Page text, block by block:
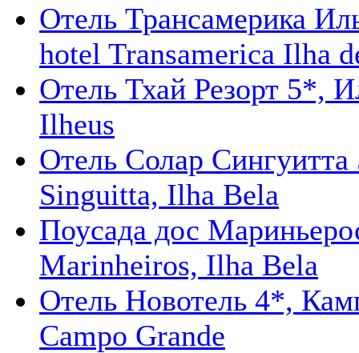
Отель Трансамерика
hotel Transamerica Ilha
Отель Тхай Резорт 5*,
Ilheus
Отель Cолар
Singuitta, Ilha Bela
Поусада дос
Marinheiros, Ilha Bela
Отель Новотель 4*,
Campo Grande